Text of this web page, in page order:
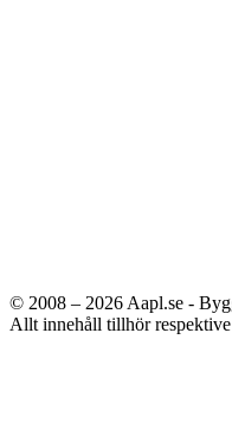
© 2008 – 2026 Aapl.se -
Allt innehåll tillhör respektive